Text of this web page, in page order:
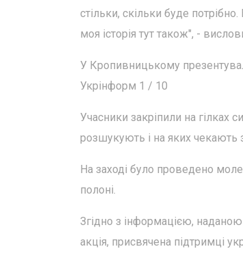
стільки, скільки буде
моя історія тут також", -
У Кропивницькому
Укрінформ 1 / 10
Учасники закріпили на гілках
розшукують і на яких чекають
На заході було проведено
полоні.
Згідно з інформацією,
акція, присвячена підтримці